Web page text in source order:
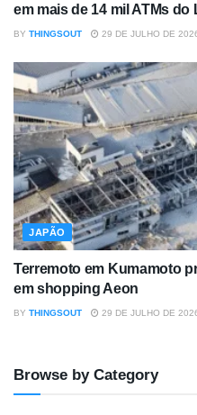
em mais de 14 mil ATMs
BY THINGSOUT 29 DE JULHO DE
JAPÃO
Terremoto em Kumamoto
em shopping Aeon
BY THINGSOUT 29 DE JULHO DE
Browse by Category